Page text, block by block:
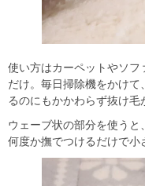
使い方はカーペットやソフ
だけ。毎日掃除機をかけ
るのにもかかわらず抜け
ウェーブ状の部分を使うと
何度か撫でつけるだけで小